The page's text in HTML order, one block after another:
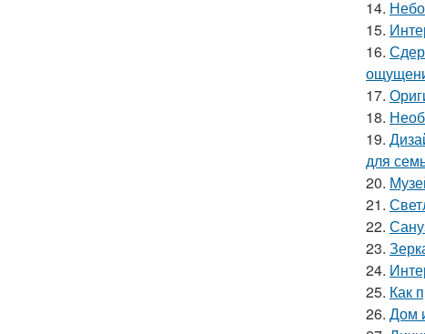
14.
15.
16.
17.
18.
19.
для
20.
21.
22.
23.
24.
25. Как
26. Дом